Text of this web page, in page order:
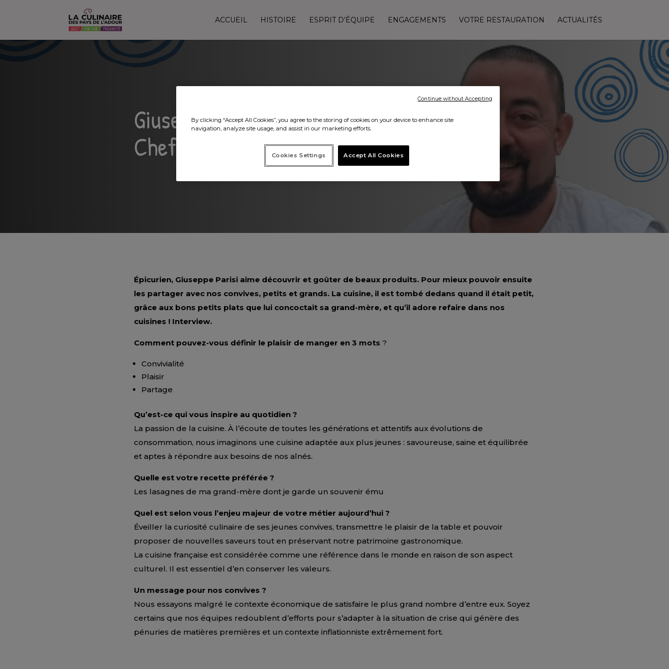
ACCUEIL HISTOIRE ESPRIT D’ÉQUIPE ENGAGEMENTS VOTRE RESTAURATION ACTUALITÉS
Giuseppe Parisi, portrait d’un
Chef, amoureux de son terroir !
Épicurien, Giuseppe Parisi aime découvrir et goûter de beaux produits. Pour mieux pouvoir ensuite
les partager avec nos convives, petits et grands. La cuisine, il est tombé dedans quand il était petit,
grâce aux bons petits plats que lui concoctait sa grand-mère, et qu’il adore refaire dans nos
cuisines ! Interview.
Comment pouvez-vous définir le plaisir de manger en 3 mots ?
Convivialité
Plaisir
Partage
Qu’est-ce qui vous inspire au quotidien ?
La passion de la cuisine. À l’écoute de toutes les générations et attentifs aux évolutions de
consommation, nous imaginons une cuisine adaptée aux plus jeunes : savoureuse, saine et équilibrée
et aptes à répondre aux besoins de nos aînés.
Quelle est votre recette préférée ?
Les lasagnes de ma grand-mère dont je garde un souvenir ému
Quel est selon vous l’enjeu majeur de votre métier aujourd’hui ?
Éveiller la curiosité culinaire de ses jeunes convives, transmettre le plaisir de la table et pouvoir
proposer de nouvelles saveurs tout en préservant notre patrimoine gastronomique.
La cuisine française est considérée comme une référence dans le monde en raison de son aspect
culturel. Il est essentiel d’en conserver les valeurs.
Un message pour nos convives ?
Nous essayons malgré le contexte économique de satisfaire le plus grand nombre d’entre eux. Soyez
certains que nos équipes redoublent d’efforts pour s’adapter à la situation de crise qui génère des
pénuries de matières premières et un contexte inflationniste extrêmement fort.
By clicking “Accept All Cookies”, you agree to the storing of cookies on your device to enhance site
navigation, analyze site usage, and assist in our marketing efforts.
Accept All Cookies
Cookies Settings
Continue without Accepting